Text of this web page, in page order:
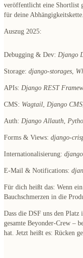
veröffentlicht eine Shortlist
für deine Abhängigkeitskette.
Auszug 2025:
Debugging & Dev: Django
Storage: django-storages,
APIs: Django REST
CMS: Wagtail, Django CMS
Auth: Django Allauth,
Forms & Views: django-
Internationalisierung:
E-Mail & Notifications:
Für dich heißt das: Wenn
Bauchschmerzen in die
Dass die DSF uns den
gesamte Beyonder-Crew –
hat. Jetzt heißt es: Rücken